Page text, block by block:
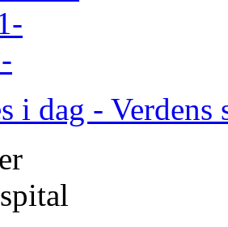
i dag - Verdens